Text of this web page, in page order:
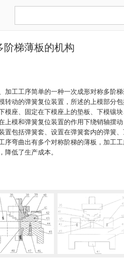
阶梯薄板的机构
加工工序简单的一种一次成形对称多阶
转动的弹簧复位装置，所述的上模部分
模座、固定在下模座上的垫板、下模镶
上模和弹簧复位装置的作用下绕销轴摆
置包括弹簧套、设置在弹簧套内的弹簧
序弯曲出有多个对称阶梯的薄板，加工
降低了生产成本。